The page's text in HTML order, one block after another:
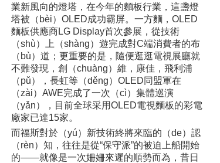
業新風向的燈塔，在今年的麵板行業，這盞燈
塔被（bèi）OLED成功霸屏。一方麵，OLED
麵板供應商LG Display首次參展，從技術
（shù）上（shàng）遊完成對C端消費者的布
（bù）道；更重要的是，隨便逛逛電視展廳就
不難發現，創（chuàng）維，康佳，飛利浦
（pǔ），長虹等（děng）OLED同盟軍在
（zài）AWE完成了一次（cì）集體巡演
（yǎn），目前全球采用OLED電視麵板的彩電
廠家已達15家。
而福斯對於（yú）新技術終將來臨的（de）認
（rèn）知，往往是從“保守派”的被迫上船開始
的——就像是一次姍姍來遲的順勢而為，昔日